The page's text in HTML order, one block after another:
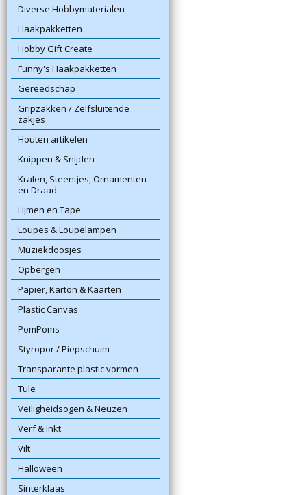
Diverse Hobbymaterialen
Haakpakketten
Hobby Gift Create
Funny's Haakpakketten
Gereedschap
Gripzakken / Zelfsluitende
zakjes
Houten artikelen
Knippen & Snijden
Kralen, Steentjes, Ornamenten
en Draad
Lijmen en Tape
Loupes & Loupelampen
Muziekdoosjes
Opbergen
Papier, Karton & Kaarten
Plastic Canvas
PomPoms
Styropor / Piepschuim
Transparante plastic vormen
Tule
Veiligheidsogen & Neuzen
Verf & Inkt
Vilt
Halloween
Sinterklaas